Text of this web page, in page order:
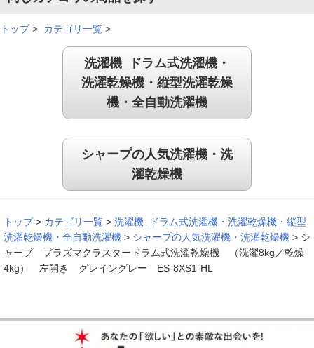
トップ> カテゴリ一覧 >
洗濯機_ドラム式洗濯機・
洗濯乾燥機・縦型洗濯乾燥
機・全自動洗濯機
シャープの人気洗濯機・洗
濯乾燥機
トップ > カテゴリ一覧 > 洗濯機_ドラム式洗濯機・洗濯乾燥機・縦型
洗濯乾燥機・全自動洗濯機 > シャープの人気洗濯機・洗濯乾燥機 > シ
ャープ プラズマクラスタードラム式洗濯乾燥機 （洗濯8kg／乾燥
4kg） 左開き グレイングレー ES-8XS1-HL